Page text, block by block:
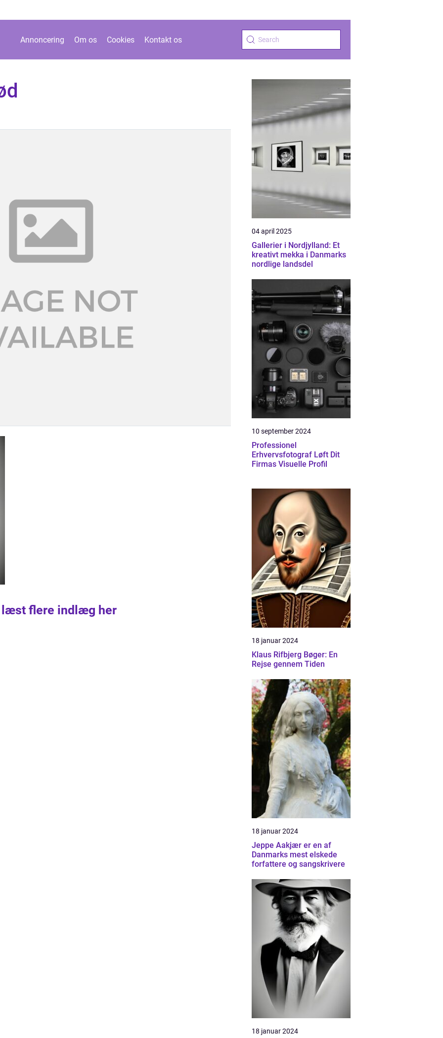
Annoncering Om os Cookies Kontakt os
læst flere indlæg her
04 april 2025
Gallerier i Nordjylland: Et
kreativt mekka i Danmarks
nordlige landsdel
10 september 2024
Professionel
Erhvervsfotograf Løft Dit
Firmas Visuelle Profil
18 januar 2024
Klaus Rifbjerg Bøger: En
Rejse gennem Tiden
18 januar 2024
Jeppe Aakjær er en af
Danmarks mest elskede
forfattere og sangskrivere
18 januar 2024